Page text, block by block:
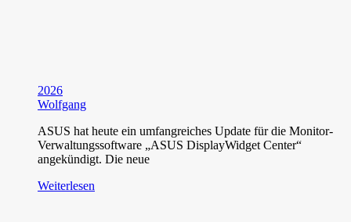
2026
Wolfgang
ASUS hat heute ein umfangreiches Update für die Monitor-
Verwaltungssoftware „ASUS DisplayWidget Center“
angekündigt. Die neue
Weiterlesen